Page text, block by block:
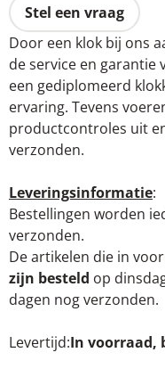
Stel een vraag
Door een klok bij ons
de service en garantie
een gediplomeerd
ervaring. Tevens
productcontroles uit
verzonden.
Leveringsinformatie:
Bestellingen worden
verzonden.
De artikelen die in
zijn besteld op
dagen nog verzonden.
Levertijd In voorraad,